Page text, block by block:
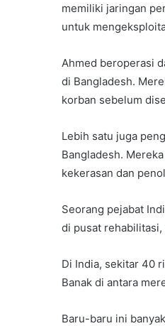
memiliki jaringan
untuk
Ahmed beroperasi
di Bangladesh.
korban sebelum
Lebih satu juga
Bangladesh.
kekerasan dan
Seorang pejabat
di pusat rehabilitasi,
Di India, sekitar 40
Banak di antara
Baru-baru ini